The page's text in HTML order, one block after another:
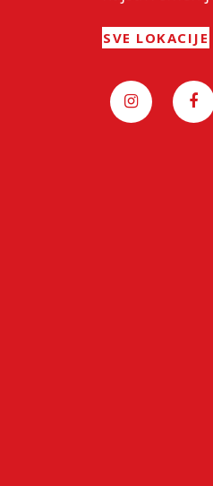
SVE LOKACIJE